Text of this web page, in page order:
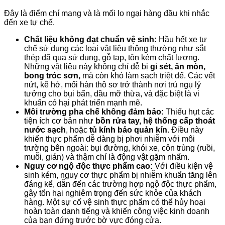
Đây là điểm chí mạng và là mối lo ngại hàng đầu khi nhắc
đến xe tự chế.
Chất liệu không đạt chuẩn vệ sinh: Hầu hết xe tự
chế sử dụng các loại vật liệu thông thường như sắt
thép đã qua sử dụng, gỗ tạp, tôn kém chất lượng.
Những vật liệu này không chỉ dễ bị gỉ sét, ăn mòn,
bong tróc sơn, mà còn khó làm sạch triệt để. Các vết
nứt, kẽ hở, mối hàn thô sơ trở thành nơi trú ngụ lý
tưởng cho bụi bẩn, dầu mỡ thừa, và đặc biệt là vi
khuẩn có hại phát triển mạnh mẽ.
Môi trường pha chế không đảm bảo: Thiếu hụt các
tiện ích cơ bản như bồn rửa tay, hệ thống cấp thoát
nước sạch, hoặc tủ kính bảo quản kín. Điều này
khiến thực phẩm dễ dàng bị phơi nhiễm với môi
trường bên ngoài: bụi đường, khói xe, côn trùng (ruồi,
muỗi, gián) và thậm chí là động vật gặm nhấm.
Nguy cơ ngộ độc thực phẩm cao: Với điều kiện vệ
sinh kém, nguy cơ thực phẩm bị nhiễm khuẩn tăng lên
đáng kể, dẫn đến các trường hợp ngộ độc thực phẩm,
gây tổn hại nghiêm trọng đến sức khỏe của khách
hàng. Một sự cố vệ sinh thực phẩm có thể hủy hoại
hoàn toàn danh tiếng và khiến công việc kinh doanh
của bạn đứng trước bờ vực đóng cửa.